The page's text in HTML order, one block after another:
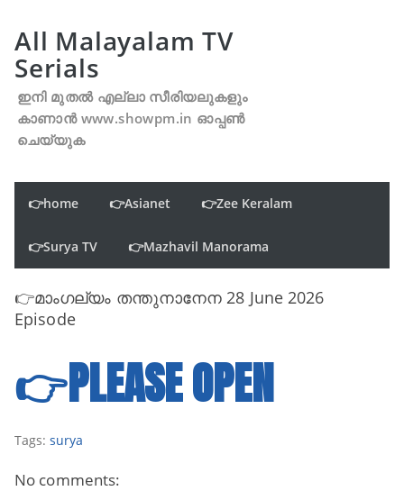
All Malayalam TV
Serials
ഇനി മുതൽ എല്ലാ സീരിയലുകളും
കാണാൻ www.showpm.in ഓപ്പൺ
ചെയ്യുക
👉home 👉Asianet 👉Zee Keralam
👉Surya TV 👉Mazhavil Manorama
👉മാംഗല്യം തന്തുനാനേന 28 June 2026
Episode
👉PLEASE OPEN
Tags: surya
No comments: